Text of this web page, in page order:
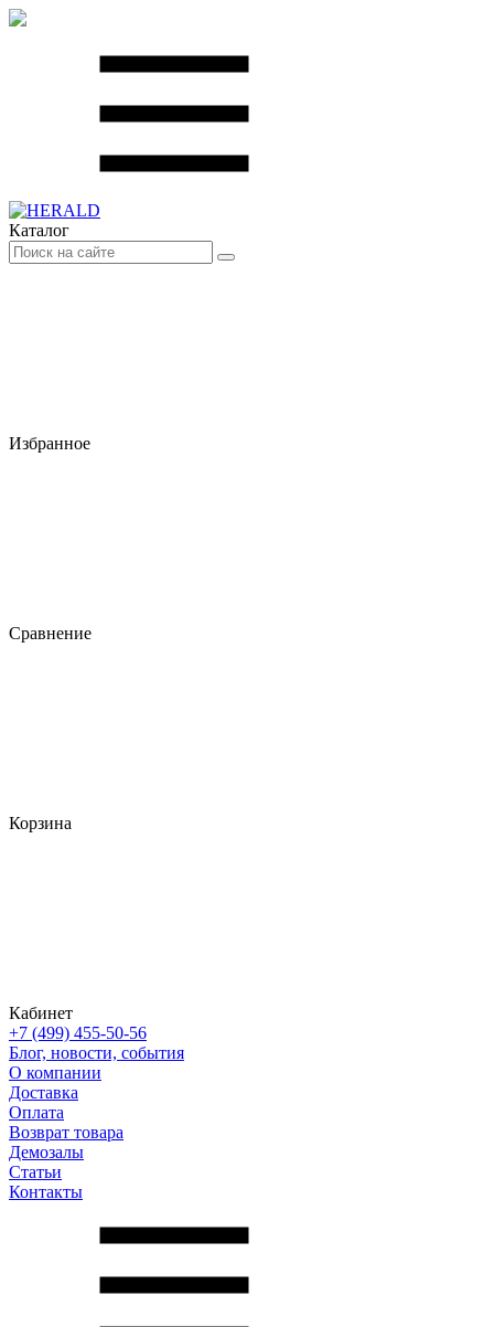
Каталог
Избранное
Сравнение
Корзина
Кабинет
+7 (499) 455-50-56
Блог, новости, события
О компании
Доставка
Оплата
Возврат товара
Демозалы
Статьи
Контакты